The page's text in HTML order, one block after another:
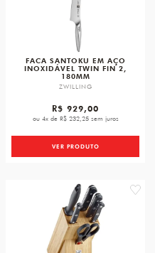
FACA SANTOKU EM AÇO
INOXIDÁVEL TWIN FIN 2,
180MM
ZWILLING
R$ 929,00
ou 4x de R$ 232,25 sem juros
VER PRODUTO